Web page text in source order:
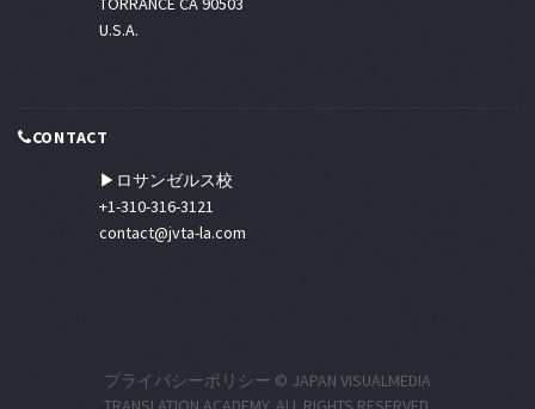
U.S.A.
CONTACT
▶ロサンゼルス校
+1-310-316-3121
contact@jvta-la.com
プライバシーポリシー © JAPAN VISUALMEDIA